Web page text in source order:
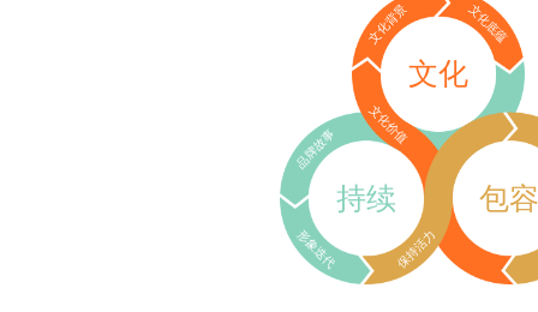
文化
文化背景 文化底蕴
文化价值
持续
品牌故事
形象迭代 保持活力
包